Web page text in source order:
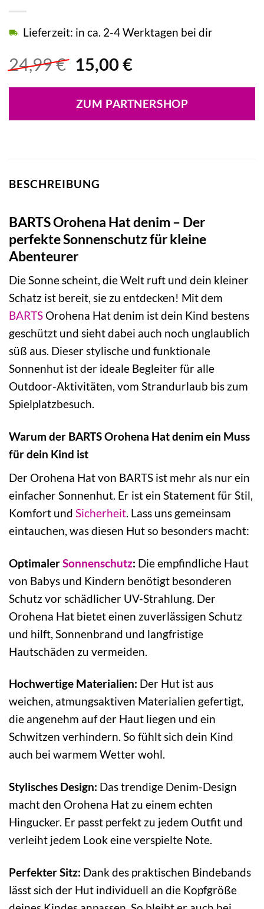
24,99€ Ursprünglicher
war:
24,99 €
15,00 €Aktueller
ist:
15,00 €.
Lieferzeit: in ca. 2-4 Werktagen bei dir
ZUM PARTNERSHOP
BESCHREIBUNG
BARTS Orohena Hat denim – Der
perfekte Sonnenschutz für kleine
Abenteurer
Die Sonne scheint, die Welt ruft und dein kleiner
Schatz ist bereit, sie zu entdecken! Mit dem
BARTS Orohena Hat denim ist dein Kind bestens
geschützt und sieht dabei auch noch unglaublich
süß aus. Dieser stylische und funktionale
Sonnenhut ist der ideale Begleiter für alle
Outdoor-Aktivitäten, vom Strandurlaub bis zum
Spielplatzbesuch.
Warum der BARTS Orohena Hat denim ein Muss
für dein Kind ist
Der Orohena Hat von BARTS ist mehr als nur ein
einfacher Sonnenhut. Er ist ein Statement für Stil,
Komfort und Sicherheit . Lass uns gemeinsam
eintauchen, was diesen Hut so besonders macht:
OptimalerSonnenschutz: Die empfindliche Haut
von Babys und Kindern benötigt besonderen
Schutz vor schädlicher UV-Strahlung. Der
Orohena Hat bietet einen zuverlässigen Schutz
und hilft, Sonnenbrand und langfristige
Hautschäden zu vermeiden.
Hochwertige Materialien: Der Hut ist aus
weichen, atmungsaktiven Materialien gefertigt,
die angenehm auf der Haut liegen und ein
Schwitzen verhindern. So fühlt sich dein Kind
auch bei warmem Wetter wohl.
Stylisches Design: Das trendige Denim-Design
macht den Orohena Hat zu einem echten
Hingucker. Er passt perfekt zu jedem Outfit und
verleiht jedem Look eine verspielte Note.
Perfekter Sitz: Dank des praktischen Bindebands
lässt sich der Hut individuell an die Kopfgröße